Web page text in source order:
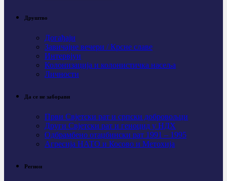
Друштво
Догађаји
Завичајне вечери / Крсне славе
Интервјуи
Колонизација и колонистичка насеља
Личности
Да се не заборави
Први Свјeтски рат и српски добровољци
Други Свјетски рат и геноцид у НДХ
Одбрамбено отаџбински рат 1991 – 1995
Агресија НАТО и Косово и Метохија
Регион